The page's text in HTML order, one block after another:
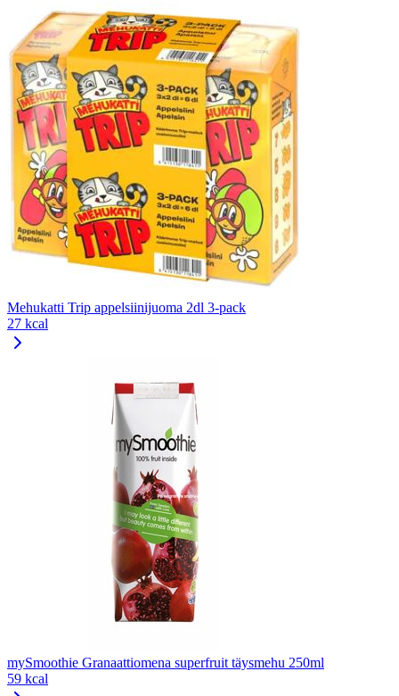
Mehukatti Trip appelsiinijuoma 2dl 3-pack
27 kcal
mySmoothie Granaattiomena superfruit täysmehu 250ml
59 kcal